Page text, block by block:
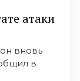
атаки
вновь
в